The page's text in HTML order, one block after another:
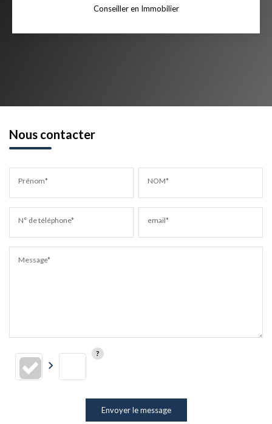
Conseiller en Immobilier
Nous contacter
Prénom* NOM*
N° de téléphone* email*
Message*
Envoyer le message